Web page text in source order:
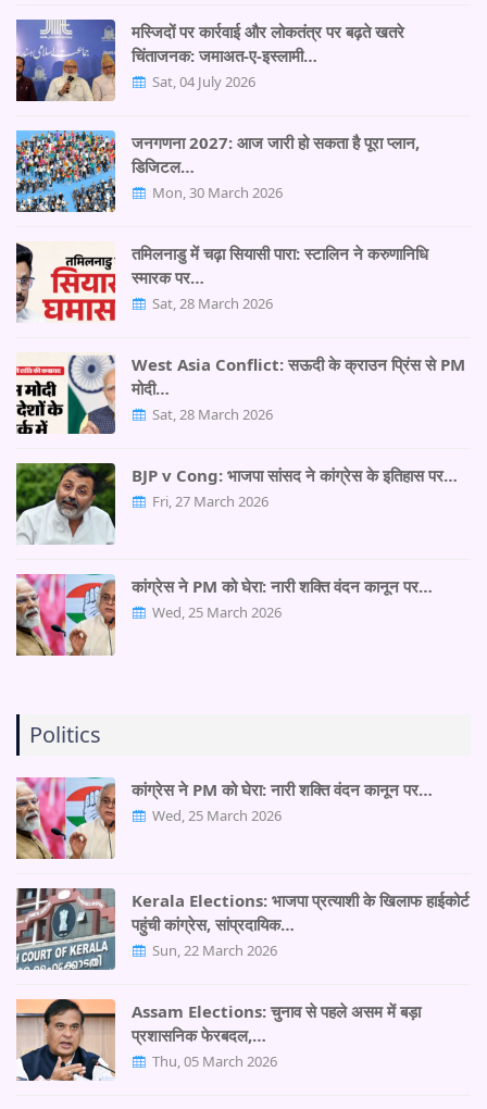
मस्जिदों पर कार्रवाई और लोकतंत्र पर बढ़ते खतरे
चिंताजनक: जमाअत-ए-इस्लामी…
Sat, 04 July 2026
जनगणना 2027: आज जारी हो सकता है पूरा प्लान,
डिजिटल…
Mon, 30 March 2026
तमिलनाडु में चढ़ा सियासी पारा: स्टालिन ने करुणानिधि
स्मारक पर…
Sat, 28 March 2026
West Asia Conflict: सऊदी के क्राउन प्रिंस से PM
मोदी…
Sat, 28 March 2026
BJP v Cong: भाजपा सांसद ने कांग्रेस के इतिहास पर…
Fri, 27 March 2026
कांग्रेस ने PM को घेरा: नारी शक्ति वंदन कानून पर…
Wed, 25 March 2026
Politics
कांग्रेस ने PM को घेरा: नारी शक्ति वंदन कानून पर…
Wed, 25 March 2026
Kerala Elections: भाजपा प्रत्याशी के खिलाफ हाईकोर्ट
पहुंची कांग्रेस, सांप्रदायिक…
Sun, 22 March 2026
Assam Elections: चुनाव से पहले असम में बड़ा
प्रशासनिक फेरबदल,…
Thu, 05 March 2026